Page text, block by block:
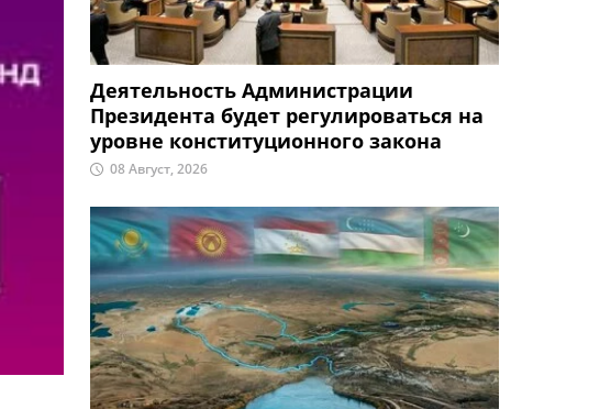
Деятельность Администрации
Президента будет регулироваться на
уровне конституционного закона
08 Август, 2026